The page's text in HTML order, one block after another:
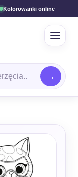
Kolorowanki online